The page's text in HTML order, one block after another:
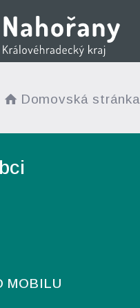
Domovská stránka
MOBILU